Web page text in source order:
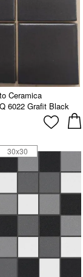
Ceramica
6022 Grafit Black
30x30